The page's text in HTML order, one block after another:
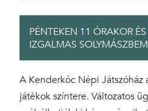
PÉNTEKEN 11 ÓRAKOR
IZGALMAS
A Kenderkóc Népi
játékok színtere. Változatos